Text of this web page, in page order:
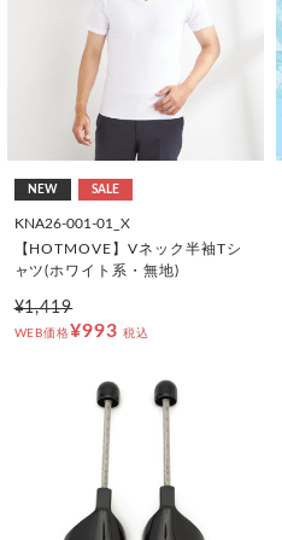
NEW SALE
KNA26-001-01_X
【HOTMOVE】Vネック半袖Tシ
ャツ(ホワイト系・無地)
¥1,419
WEB価格¥993 税込